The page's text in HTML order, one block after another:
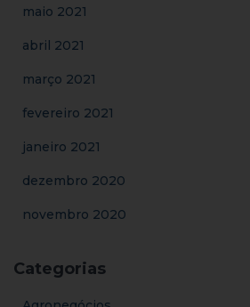
maio 2021
abril 2021
março 2021
fevereiro 2021
janeiro 2021
dezembro 2020
novembro 2020
Categorias